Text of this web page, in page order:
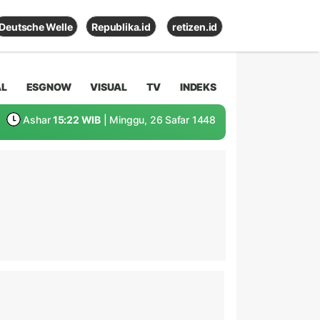
Welle Republika.id retizen.id
ESGNOW VISUAL TV INDEKS
Ashar 15:22 WIB | Minggu, 26 Safar 1448